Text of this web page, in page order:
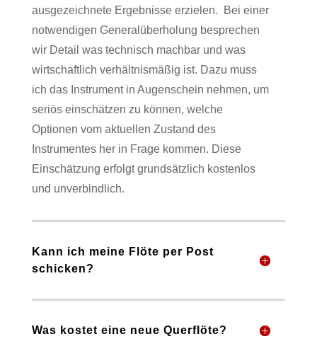
ausgezeichnete Ergebnisse erzielen.
Bei einer
notwendigen Generalüberholung besprechen
wir Detail was technisch machbar und was
wirtschaftlich verhältnismäßig ist. Dazu muss
ich das Instrument in Augenschein nehmen, um
seriös einschätzen zu können, welche
Optionen vom aktuellen Zustand des
Instrumentes her in Frage kommen. Diese
Einschätzung erfolgt grundsätzlich kostenlos
und unverbindlich.
Kann ich meine Flöte per Post
schicken?
Was kostet eine neue Querflöte?